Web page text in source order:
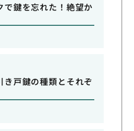
で鍵を忘れた！絶望か
き戸鍵の種類とそれぞ